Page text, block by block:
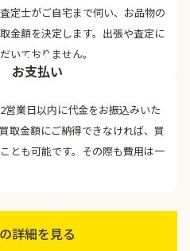
定士がご自宅まで伺い、お品物の
金額を決定します。出張や査定に
いておりません。
04
お支払い
営業日以内に代金をお振込みいた
取金額にご納得できなければ、買
とも可能です。その際も費用は一
詳細を見る